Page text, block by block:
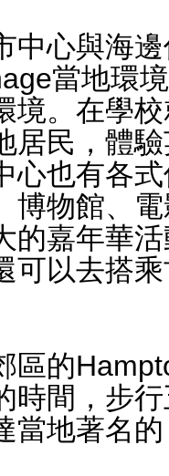
中心與海
當地環
境。在學
居民，體
心也有各
博物館、
的嘉年華
可以去搭
區的
時間，步
當地著名